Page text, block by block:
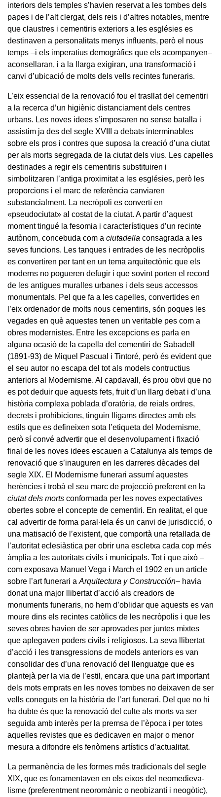
interiors dels temples s’havien reservat a les tombes dels
papes i de l’alt clergat, dels reis i d’altres notables, mentre
que claustres i cementiris exteriors a les esglésies es
destinaven a personalitats menys influents, però el nous
temps –i els imperatius demogràfics que els acompanyen–
aconsellaran, i a la llarga exigiran, una transformació i
canvi d’ubicació de molts dels vells recintes funeraris.
L’eix essencial de la renovació fou el trasllat del cementiri
a la recerca d’un higiènic distanciament dels centres
urbans. Les noves idees s’imposaren no sense batalla i
assistim ja des del segle XVIII a debats interminables
sobre els pros i contres que suposa la creació d’una ciutat
per als morts segregada de la ciutat dels vius. Les capelles
destinades a regir els cementiris substituiren i
simbolitzaren l’antiga proximitat a les esglésies, però les
proporcions i el marc de referència canviaren
substancialment. La necròpoli es convertí en
«pseudociutat» al costat de la ciutat. A partir d’aquest
moment tingué la fesomia i característiques d’un recinte
autònom, concebuda com a ciutadella consagrada a les
seves funcions. Les tanques i entrades de les necròpolis
es convertiren per tant en un tema arquitectònic que els
moderns no pogueren defugir i que sovint porten el record
de les antigues muralles urbanes i dels seus accessos
monumentals. Pel que fa a les capelles, convertides en
l’eix ordenador de molts nous cementiris, són poques les
vegades en què aquestes tenen un veritable pes com a
obres modernistes. Entre les excepcions es parla en
alguna ocasió de la capella del cementiri de Sabadell
(1891-93) de Miquel Pascual i Tintoré, però és evident que
el seu autor no escapa del tot als models contructius
anteriors al Modernisme. Al capdavall, és prou obvi que no
es pot deduir que aquests fets, fruit d’un llarg debat i d’una
història complexa poblada d’oratòria, de reials ordres,
decrets i prohibicions, tinguin lligams directes amb els
estils que es defineixen sota l’etiqueta del Modernisme,
però sí convé advertir que el desenvolupament i fixació
final de les noves idees escauen a Catalunya als temps de
renovació que s’inauguren en les darreres dècades del
segle XIX. El Modernisme funerari assumí aquestes
herències i trobà el seu marc de projecció preferent en la
ciutat dels morts conformada per les noves expectatives
obertes sobre el concepte de cementiri. En realitat, el que
cal advertir de forma paral·lela és un canvi de jurisdicció, o
una matisació de l’existent, que comportà una retallada de
l’autoritat eclesiàstica per obrir una escletxa cada cop més
àmplia a les autoritats civils i municipals. Tot i que això –
com exposava Manuel Vega i March el 1902 en un article
sobre l’art funerari a Arquitectura y Construcción– havia
donat una major llibertat d’acció als creadors de
monuments funeraris, no hem d’oblidar que aquests es van
moure dins els recintes catòlics de les necròpolis i que les
seves obres havien de ser aprovades per juntes mixtes
que aplegaven poders civils i religiosos. La seva llibertat
d’acció i les transgressions de models anteriors es van
consolidar des d’una renovació del llenguatge que es
plantejà per la via de l’estil, encara que una part important
dels mots emprats en les noves tombes no deixaven de ser
vells coneguts en la història de l’art funerari. Del que no hi
ha dubte és que la renovació del culte als morts va ser
seguida amb interès per la premsa de l’època i per totes
aquelles revistes que es dedicaven en major o menor
mesura a difondre els fenòmens artístics d’actualitat.
La permanència de les formes més tradicionals del segle
XIX, que es fonamentaven en els eixos del neomedieva-
lisme (preferentment neoromànic o neobizantí i neogòtic),